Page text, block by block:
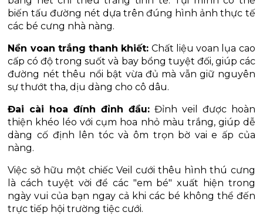
biến tấu đường nét dựa trên đúng hình ảnh thực tế
các bé cưng nhà nàng.
Nền voan trắng thanh khiết: Chất liệu voan lụa cao
cấp có độ trong suốt và bay bổng tuyệt đối, giúp các
đường nét thêu nổi bật vừa đủ mà vẫn giữ nguyên
sự thướt tha, dịu dàng cho cô dâu.
Đai cài hoa đính đỉnh đầu: Đỉnh veil được hoàn
thiện khéo léo với cụm hoa nhỏ màu trắng, giúp dễ
dàng cố định lên tóc và ôm trọn bờ vai e ấp của
nàng.
Việc sở hữu một chiếc Veil cưới thêu hình thú cưng
là cách tuyệt vời để các "em bé" xuất hiện trong
ngày vui của bạn ngay cả khi các bé không thể đến
trực tiếp hội trường tiệc cưới.